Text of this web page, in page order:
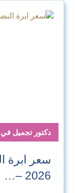
دكتور تجميل
سعر ابرة
2026 –…